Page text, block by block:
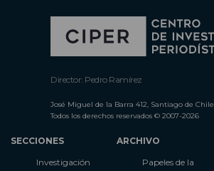
Director: Pedro Ramírez
José Miguel de la Barra 412, Santiago de Chile
Todos los derechos reservados © 2007-2026
SECCIONES
Investigación
ARCHIVO
Papeles de la